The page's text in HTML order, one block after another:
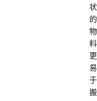
状
的
物
料
更
易
于
搬